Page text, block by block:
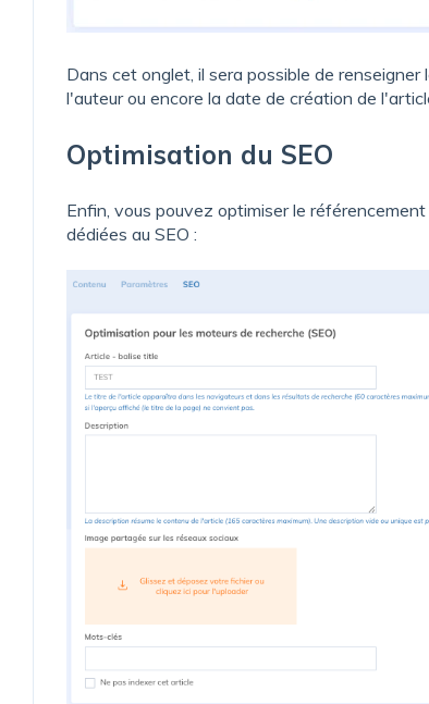
Dans cet onglet, il sera possible de
l'auteur ou encore la date de création de
Optimisation du SEO
Enfin, vous pouvez optimiser le
dédiées au SEO :